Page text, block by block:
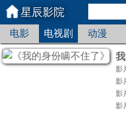
星辰影院
电影 电视剧 动漫
影
影
影
影